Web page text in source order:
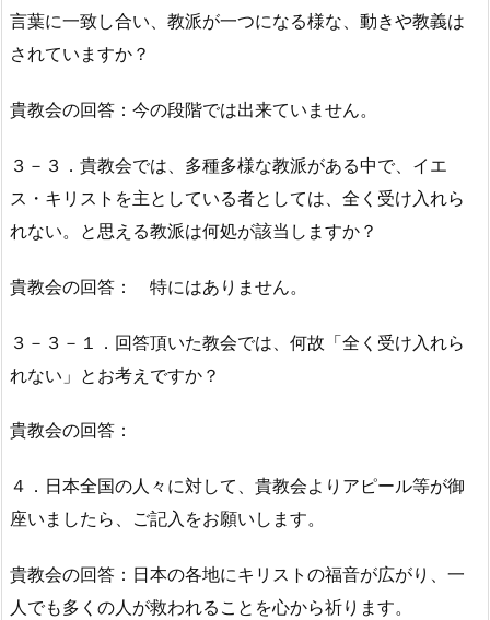
言葉に一致し合い、教派が一つになる様な、動きや教義は
されていますか？
貴教会の回答：今の段階では出来ていません。
３－３．貴教会では、多種多様な教派がある中で、イエ
ス・キリストを主としている者としては、全く受け入れら
れない。と思える教派は何処が該当しますか？
貴教会の回答： 特にはありません。
３－３－１．回答頂いた教会では、何故「全く受け入れら
れない」とお考えですか？
貴教会の回答：
４．日本全国の人々に対して、貴教会よりアピール等が御
座いましたら、ご記入をお願いします。
貴教会の回答：日本の各地にキリストの福音が広がり、一
人でも多くの人が救われることを心から祈ります。